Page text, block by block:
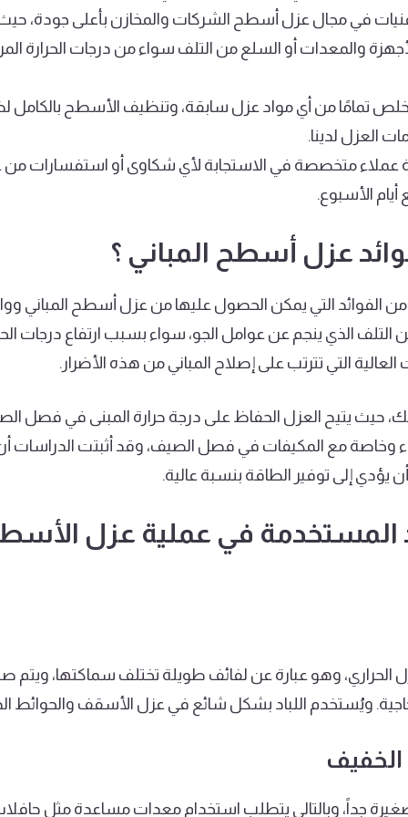
في مجال عزل أسطح الشركات والمخازن بأعلى جودة،
والمعدات أو السلع من التلف سواء من درجات الحرارة
تمامًا من أي مواد عزل سابقة، وتنظيف الأسطح بالكامل
العزل لدينا.
الأسبوع.
عزل أسطح المباني ؟
الفوائد التي يمكن الحصول عليها من عزل أسطح المباني
الذي ينجم عن عوامل الجو، سواء بسبب ارتفاع درجات
العالية التي تترتب على إصلاح المباني من هذه الأضرار.
حيث يتيح العزل الحفاظ على درجة حرارة المبنى في فصل
وخاصة مع المكيفات في فصل الصيف، وقد أثبتت الدراسات
يؤدي إلى توفير الطاقة بنسبة عالية.
المستخدمة في عملية عزل
الحراري، وهو عبارة عن لفائف طويلة تختلف سماكتها، ويتم
ويُستخدم اللباد بشكل شائع في عزل الأسقف والحوائط
جداً، وبالتالي يتطلب استخدام معدات مساعدة مثل